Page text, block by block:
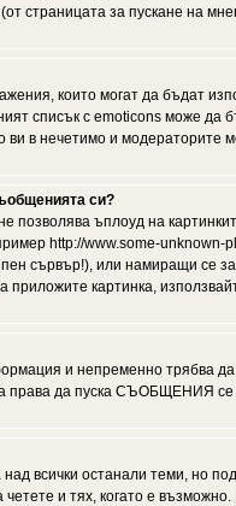
страницата за пускане на
които могат да бъдат
списък с emoticons може да
в нечетимо и модераторите
си?
ъплоуд на
http://www.some-
сървър!), или намиращи се
приложите картинка,
и непременно трябва да
права да пуска СЪОБЩЕНИЯ се
над всички останали теми,
и тях, когато е